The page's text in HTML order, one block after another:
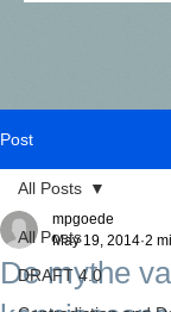
Post
All Posts
DRAFT 4.0
All Posts
De mythe
mpgoede
May 19, 2014 2